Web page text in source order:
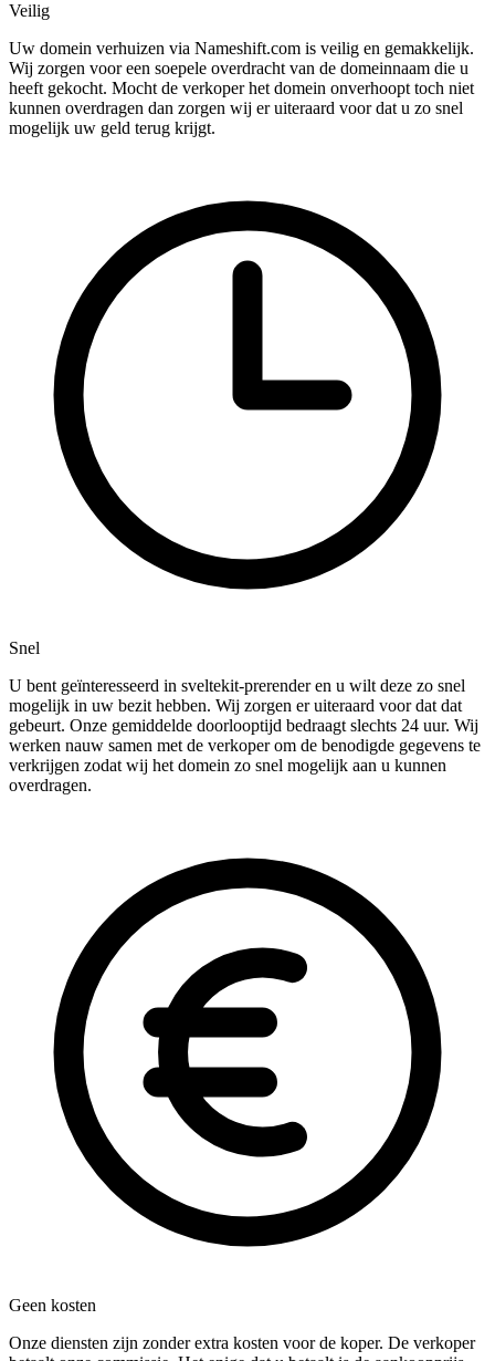
Veilig
Uw domein verhuizen via Nameshift.com is veilig en gemakkelijk.
Wij zorgen voor een soepele overdracht van de domeinnaam die u
heeft gekocht. Mocht de verkoper het domein onverhoopt toch niet
kunnen overdragen dan zorgen wij er uiteraard voor dat u zo snel
mogelijk uw geld terug krijgt.
Snel
U bent geïnteresseerd in sveltekit-prerender en u wilt deze zo snel
mogelijk in uw bezit hebben. Wij zorgen er uiteraard voor dat dat
gebeurt. Onze gemiddelde doorlooptijd bedraagt slechts 24 uur. Wij
werken nauw samen met de verkoper om de benodigde gegevens te
verkrijgen zodat wij het domein zo snel mogelijk aan u kunnen
overdragen.
Geen kosten
Onze diensten zijn zonder extra kosten voor de koper. De verkoper